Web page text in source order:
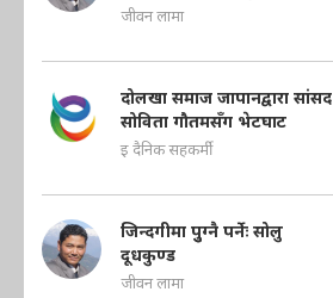
जीवन लामा
दोलखा समाज जापानद्वारा सांसद
सोविता गौतमसँग भेटघाट
इ दैनिक सहकर्मी
जिन्दगीमा पुुग्नै पर्नेः सोलु
दूधकुण्ड
जीवन लामा